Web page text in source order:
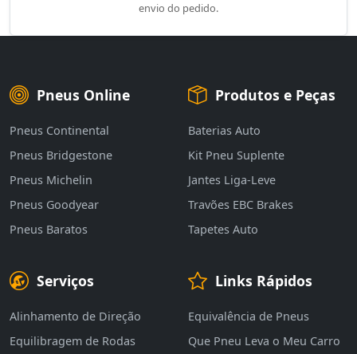
envio do pedido.
Pneus Online
Pneus Continental
Pneus Bridgestone
Pneus Michelin
Pneus Goodyear
Pneus Baratos
Produtos e Peças
Baterias Auto
Kit Pneu Suplente
Jantes Liga-Leve
Travões EBC Brakes
Tapetes Auto
Serviços
Alinhamento de Direção
Equilibragem de Rodas
Links Rápidos
Equivalência de Pneus
Que Pneu Leva o Meu Carro